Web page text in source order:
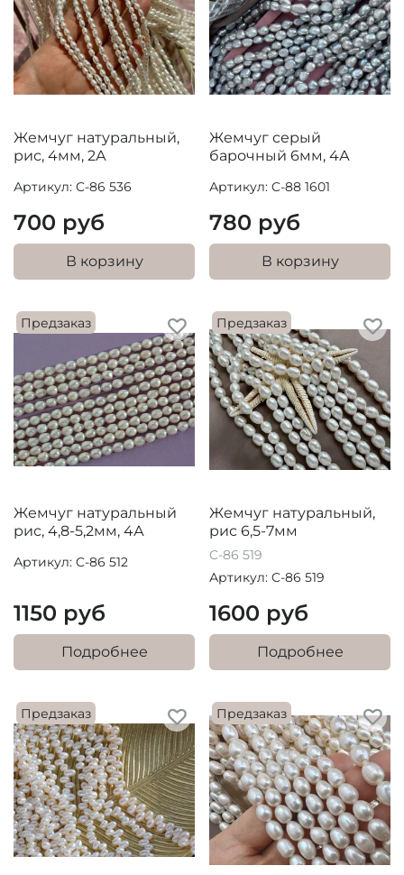
Жемчуг натуральный,
рис, 4мм, 2А
Артикул: C-86 536
700 руб
В корзину
Жемчуг серый
барочный 6мм, 4А
Артикул: C-88 1601
780 руб
В корзину
Предзаказ
Жемчуг натуральный
рис, 4,8-5,2мм, 4А
Артикул: C-86 512
1150 руб
Подробнее
Предзаказ
Жемчуг натуральный,
рис 6,5-7мм
C-86 519
Артикул: C-86 519
1600 руб
Подробнее
Предзаказ Предзаказ